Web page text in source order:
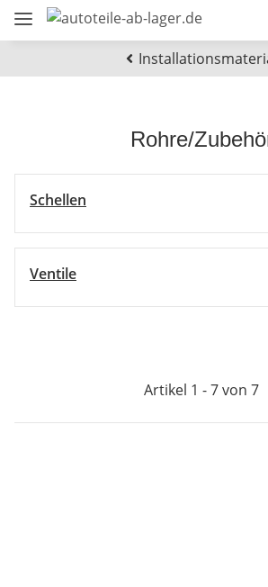
Rohre/
Schellen
Ventile
Artikel 1 - 7 von 7